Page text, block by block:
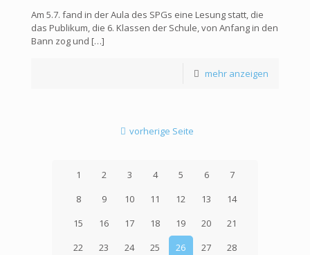
Am 5.7. fand in der Aula des SPGs eine Lesung statt, die
das Publikum, die 6. Klassen der Schule, von Anfang in den
Bann zog und […]
mehr anzeigen
vorherige Seite
1 2 3 4 5 6
7
8
9 10 11 12 13
14
15
16 17 18 19 20
21
22
23 24 25 26 27
28